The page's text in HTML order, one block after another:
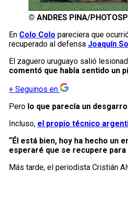
© ANDRES PINA/
En Colo Colo pareciera que
recuperado al defensa Joaquín
El zaguero uruguayo salió
comentó que había sentido un
+ Seguinos en
Pero lo que parecía un
Incluso, el propio técnico
“Él está bien, hoy ha hecho un
esperaré que se recupere para
Más tarde, el periodista Cristián